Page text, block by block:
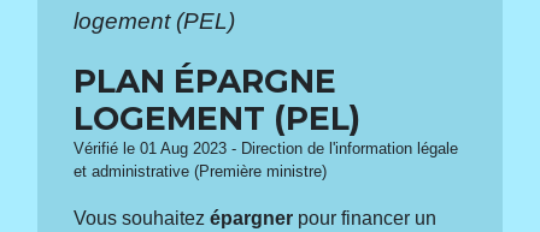
logement (PEL)
PLAN ÉPARGNE
LOGEMENT (PEL)
Vérifié le 01 Aug 2023 - Direction de l'information légale
et administrative (Première ministre)
Vous souhaitezépargner pour financer un